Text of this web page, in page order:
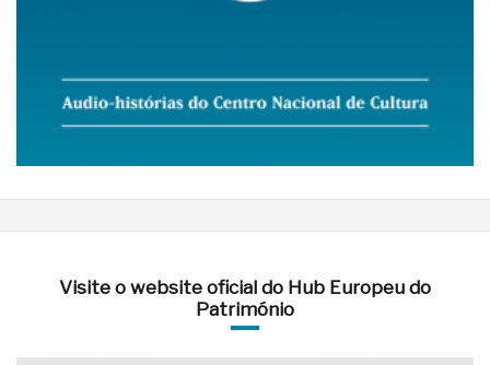
Visite o website oficial do Hub Europeu do
Património